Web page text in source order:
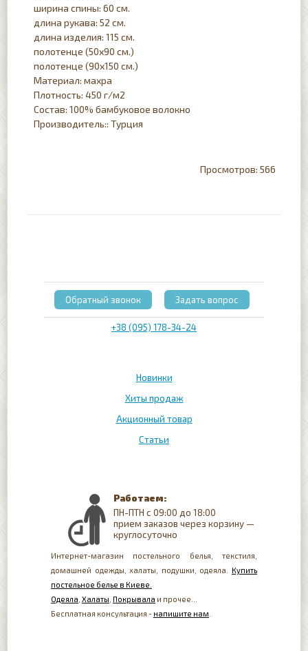
ширина спины: 60 см.
длина рукава: 52 см.
длина изделия: 115 см.
полотенце (50х90 см.)
полотенце (90х150 см.)
Материал: махра
Плотность: 450 г/м2
Состав: 100% бамбуковое волокно
Производитель:: Турция
566
Новинки
Хиты продаж
Акционный товар
Статьи
+38 (095) 178-34-24
Обратный звонок Задать вопрос
Работаем:
ПН-ПТН с 09:00 до 18:00
прием заказов через корзину —
круглосуточно
Интернет-магазин постельного белья, текстиля,
домашней одежды, халаты, подушки, одеяла. Купить
постельное белье в Киеве.
Одеяла Халаты Покрывала и прочее...
Бесплатная консультация - напишите нам